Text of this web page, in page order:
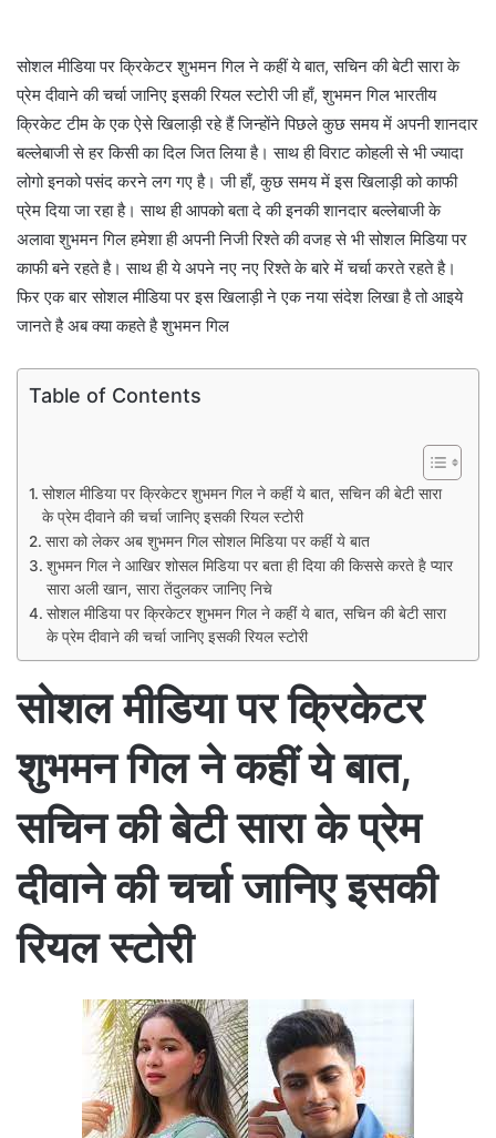
सोशल मीडिया पर क्रिकेटर शुभमन गिल ने कहीं ये बात, सचिन की बेटी सारा के
प्रेम दीवाने की चर्चा जानिए इसकी रियल स्टोरी जी हाँ, शुभमन गिल भारतीय
क्रिकेट टीम के एक ऐसे खिलाड़ी रहे हैं जिन्होंने पिछले कुछ समय में अपनी शानदार
बल्लेबाजी से हर किसी का दिल जित लिया है। साथ ही विराट कोहली से भी ज्यादा
लोगो इनको पसंद करने लग गए है। जी हाँ, कुछ समय में इस खिलाड़ी को काफी
प्रेम दिया जा रहा है। साथ ही आपको बता दे की इनकी शानदार बल्लेबाजी के
अलावा शुभमन गिल हमेशा ही अपनी निजी रिश्ते की वजह से भी सोशल मिडिया पर
काफी बने रहते है। साथ ही ये अपने नए नए रिश्ते के बारे में चर्चा करते रहते है।
फिर एक बार सोशल मीडिया पर इस खिलाड़ी ने एक नया संदेश लिखा है तो आइये
जानते है अब क्या कहते है शुभमन गिल
Table of Contents
सोशल मीडिया पर क्रिकेटर शुभमन गिल ने कहीं ये बात, सचिन की बेटी सारा
के प्रेम दीवाने की चर्चा जानिए इसकी रियल स्टोरी
सारा को लेकर अब शुभमन गिल सोशल मिडिया पर कहीं ये बात
शुभमन गिल ने आखिर शोसल मिडिया पर बता ही दिया की किससे करते है प्यार
सारा अली खान, सारा तेंदुलकर जानिए निचे
सोशल मीडिया पर क्रिकेटर शुभमन गिल ने कहीं ये बात, सचिन की बेटी सारा
के प्रेम दीवाने की चर्चा जानिए इसकी रियल स्टोरी
सोशल मीडिया पर क्रिकेटर
शुभमन गिल ने कहीं ये बात,
सचिन की बेटी सारा के प्रेम
दीवाने की चर्चा जानिए इसकी
रियल स्टोरी